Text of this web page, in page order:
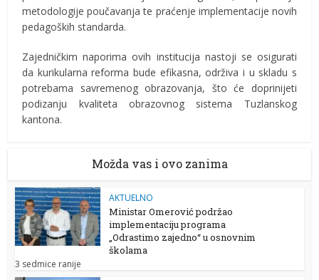
metodologije poučavanja te praćenje implementacije novih
pedagoških standarda.
Zajedničkim naporima ovih institucija nastoji se osigurati
da kurikularna reforma bude efikasna, održiva i u skladu s
potrebama savremenog obrazovanja, što će doprinijeti
podizanju kvaliteta obrazovnog sistema Tuzlanskog
kantona.
Možda vas i ovo zanima
AKTUELNO
Ministar Omerović podržao
implementaciju programa
„Odrastimo zajedno“ u osnovnim
školama
3 sedmice ranije